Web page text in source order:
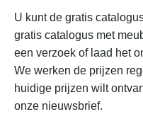
U kunt de gratis
gratis catalogus met
een verzoek of laad het
We werken de prijzen
huidige prijzen wilt
onze nieuwsbrief.